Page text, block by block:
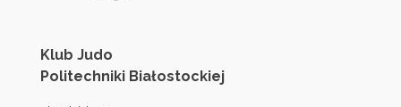
Klub Judo
Politechniki Białostockiej